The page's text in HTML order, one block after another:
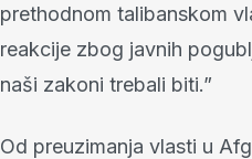
prethodnom talibanskom
reakcije zbog javnih
naši zakoni trebali biti.”
Od preuzimanja vlasti u